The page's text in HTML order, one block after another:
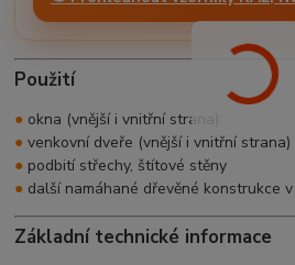
Použití
● okna (vnější i vnitřní strana)
● venkovní dveře (vnější i vnitřní strana)
● podbití střechy, štítové stěny
● další namáhané dřevěné konstrukce
Základní technické informace